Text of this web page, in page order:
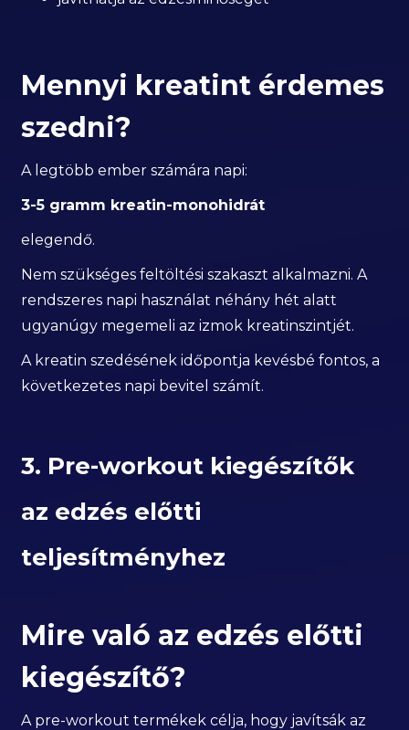
Mennyi kreatint érdemes
szedni?
A legtöbb ember számára napi:
3-5 gramm kreatin-monohidrát
elegendő.
Nem szükséges feltöltési szakaszt alkalmazni. A
rendszeres napi használat néhány hét alatt
ugyanúgy megemeli az izmok kreatinszintjét.
A kreatin szedésének időpontja kevésbé fontos, a
következetes napi bevitel számít.
3. Pre-workout kiegészítők
az edzés előtti
teljesítményhez
Mire való az edzés előtti
kiegészítő?
A pre-workout termékek célja, hogy javítsák az